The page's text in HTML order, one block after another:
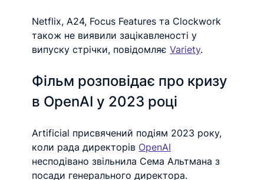
Netflix, A24, Focus Features та Clockwork
також не виявили зацікавленості у
випуску стрічки, повідомляє Variety.
Фільм розповідає про кризу
в OpenAI у 2023 році
Artificial присвячений подіям 2023 року,
коли рада директорів OpenAI
несподівано звільнила Сема Альтмана з
посади генерального директора.